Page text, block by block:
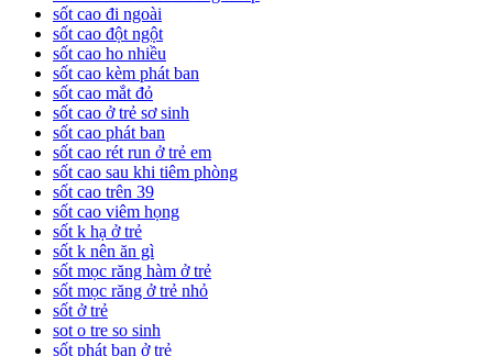
sốt cao đi ngoài
sốt cao đột ngột
sốt cao ho nhiều
sốt cao kèm phát ban
sốt cao mắt đỏ
sốt cao ở trẻ sơ sinh
sốt cao phát ban
sốt cao rét run ở trẻ em
sốt cao sau khi tiêm phòng
sốt cao trên 39
sốt cao viêm họng
sốt k hạ ở trẻ
sốt k nên ăn gì
sốt mọc răng hàm ở trẻ
sốt mọc răng ở trẻ nhỏ
sốt ở trẻ
sot o tre so sinh
sốt phát ban ở trẻ